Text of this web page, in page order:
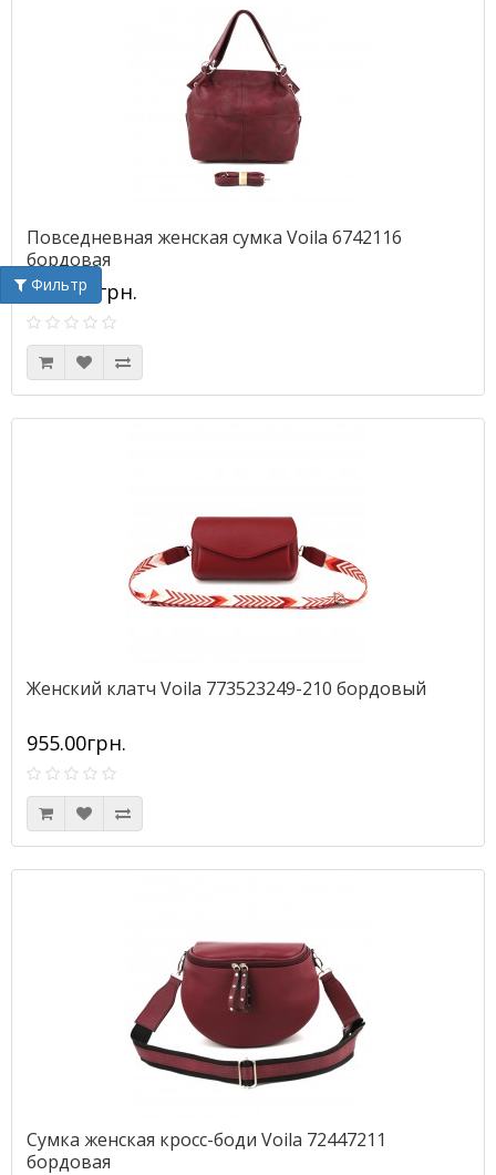
Повседневная женская сумка Voila 6742116
бордовая
1005.00грн.
Женский клатч Voila 773523249-210 бордовый
955.00грн.
Сумка женская кросс-боди Voila 72447211
бордовая
Фильтр